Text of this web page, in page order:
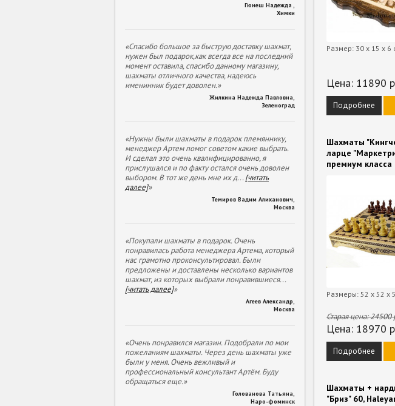
Гюнеш Надежда
Химки
«Спасибо большое за быструю доставку шахмат,
нужен был подарок,как всегда все на последний
момент оставила, спасибо данному магазину,
шахматы отличного качества, надеюсь
именинник будет доволен.»
Жилкина Надежда Павловна
Зеленоград
«Нужны были шахматы в подарок племяннику,
менеджер Артем помог советом какие выбрать.
И сделал это очень квалифицированно, я
прислушался и по факту остался очень доволен
выбором. В тот же день мне их д...[читать
далее]»
Темиров Вадим Алиханович
Москва
«Покупали шахматы в подарок. Очень
понравилась работа менеджера Артема, который
нас грамотно проконсультировал. Были
предложены и доставлены несколько вариантов
шахмат, из которых выбрали понравившиеся...
[читать далее]»
Агеев Александр
Москва
«Очень понравился магазин. Подобрали по мои
пожеланиям шахматы. Через день шахматы уже
были у меня. Очень вежливый и
профессиональный консультант Артём. Буду
обращаться еще.»
Голованова Татьяна
Наро-фоминск
Размер: 30 х 15 х 6
Цена: 11890
Подробнее
Шахматы
ларце
премиум класса
Размеры: 52 х 52 х
Старая цена:24500
Цена: 18970
Подробнее
Шахматы +
"Бриз" 60,